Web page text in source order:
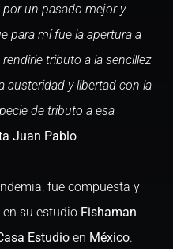
un pasado mejor y
para mí fue la apertura a
tributo a la sencillez
austeridad y libertad con la
de tributo a esa
Juan Pablo
fue compuesta y
en su estudio Fishaman
Estudio en México.